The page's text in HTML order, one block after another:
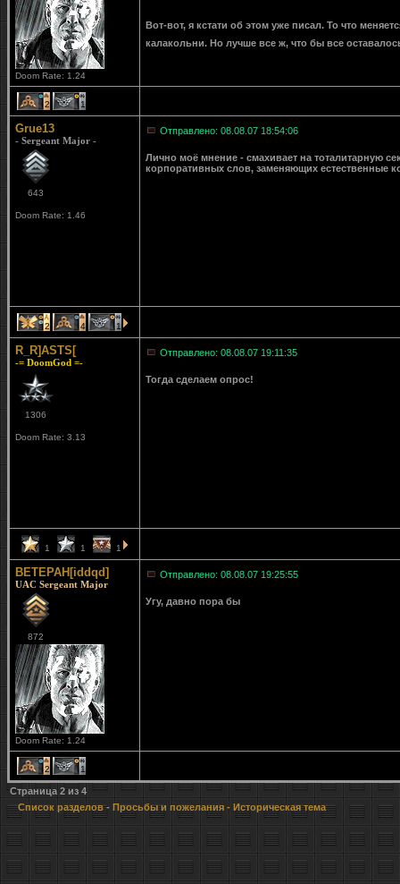
Doom Rate: 1.24
Вот-вот, я кстати об этом уже писал. То что
калакольни. Но лучше все ж, что бы все
2 1
Grue13
- Sergeant Major -
643
Doom Rate: 1.46
Отправлено: 08.08.07 18:54:06
Лично моё мнение - смахивает на тоталитарную
корпоративных слов, заменяющих естественные
2 4 1
R_R]ASTS[
-= DoomGod =-
1306
Doom Rate: 3.13
Отправлено: 08.08.07 19:11:35
Тогда сделаем опрос!
1 1 1
BETEPAH[iddqd]
UAC Sergeant Major
872
Doom Rate: 1.24
Отправлено: 08.08.07 19:25:55
Угу, давно пора бы
2 1
Страница 2из 4
Список разделов- Просьбы и пожелания - Историческая тема